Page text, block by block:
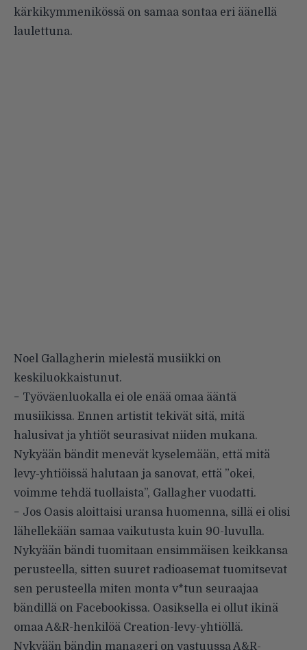
kärkikymmenikössä on samaa sontaa eri äänellä
laulettuna.
Noel Gallagherin mielestä musiikki on
keskiluokkaistunut.
− Työväenluokalla ei ole enää omaa ääntä
musiikissa. Ennen artistit tekivät sitä, mitä
halusivat ja yhtiöt seurasivat niiden mukana.
Nykyään bändit menevät kyselemään, että mitä
levy-yhtiöissä halutaan ja sanovat, että ”okei,
voimme tehdä tuollaista”, Gallagher vuodatti.
− Jos Oasis aloittaisi uransa huomenna, sillä ei olisi
lähellekään samaa vaikutusta kuin 90-luvulla.
Nykyään bändi tuomitaan ensimmäisen keikkansa
perusteella, sitten suuret radioasemat tuomitsevat
sen perusteella miten monta v*tun seuraajaa
bändillä on Facebookissa. Oasiksella ei ollut ikinä
omaa A&R-henkilöä Creation-levy-yhtiöllä.
Nykyään bändin manageri on vastuussa A&R-